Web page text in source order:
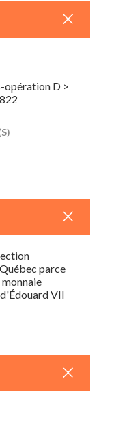
+
opération D >
+
parce
VII
+